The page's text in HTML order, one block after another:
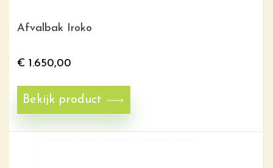
Afvalbak Iroko
€ 1.650,00
Bekijk product